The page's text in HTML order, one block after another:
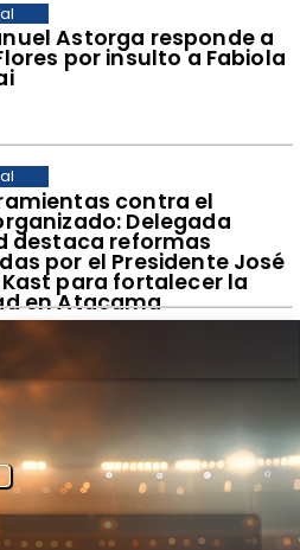
Astorga responde a
por insulto a Fabiola
contra el
Delegada
destaca reformas
por el Presidente José
para fortalecer la
en Atacama